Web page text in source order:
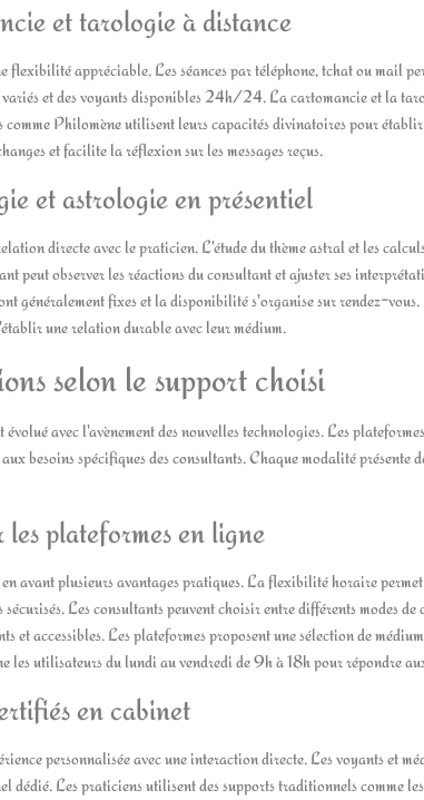
et tarologie à distance
flexibilité appréciable. Les séances par téléphone, tchat ou mail
variés et des voyants disponibles 24h/24. La cartomancie et la
comme Philomène utilisent leurs capacités divinatoires pour
et facilite la réflexion sur les messages reçus.
et astrologie en présentiel
directe avec le praticien. L'étude du thème astral et les
peut observer les réactions du consultant et ajuster ses
généralement fixes et la disponibilité s'organise sur rendez-
une relation durable avec leur médium.
selon le support choisi
avec l'avènement des nouvelles technologies. Les
besoins spécifiques des consultants. Chaque modalité présente
plateformes en ligne
en avant plusieurs avantages pratiques. La flexibilité horaire
sécurisés. Les consultants peuvent choisir entre différents modes
et accessibles. Les plateformes proposent une sélection de
les utilisateurs du lundi au vendredi de 9h à 18h pour répondre
en cabinet
personnalisée avec une interaction directe. Les voyants et
dédié. Les praticiens utilisent des supports traditionnels comme